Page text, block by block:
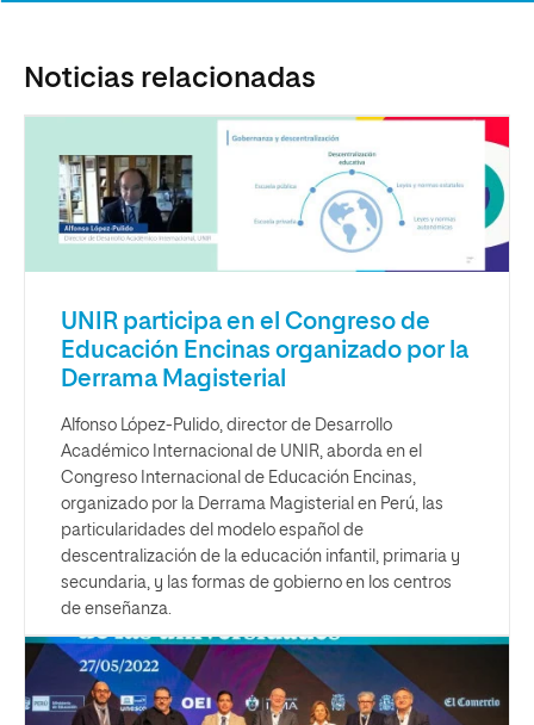
Noticias relacionadas
UNIR participa en el Congreso de
Educación Encinas organizado por la
Derrama Magisterial
Alfonso López-Pulido, director de Desarrollo
Académico Internacional de UNIR, aborda en el
Congreso Internacional de Educación Encinas,
organizado por la Derrama Magisterial en Perú, las
particularidades del modelo español de
descentralización de la educación infantil, primaria y
secundaria, y las formas de gobierno en los centros
de enseñanza.